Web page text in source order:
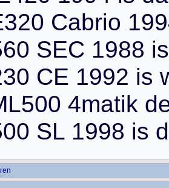
320 Cabrio 199
60 SEC 1988 is
30 CE 1992 is
L500 4matik d
00 SL 1998 is d